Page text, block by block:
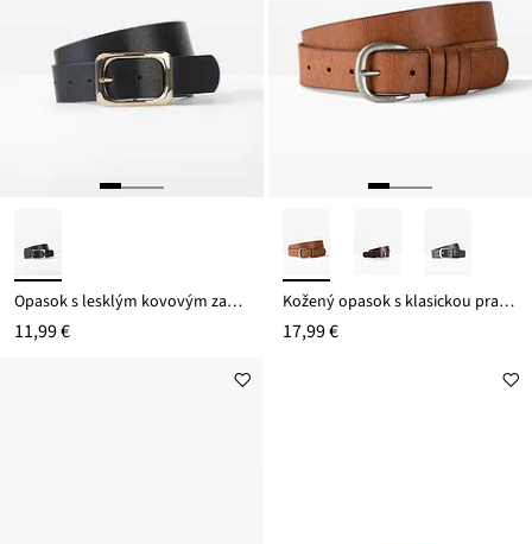
Opasok s lesklým kovovým zapínaním
11,99 €
Kožený opasok s klasickou prackou
17,99 €